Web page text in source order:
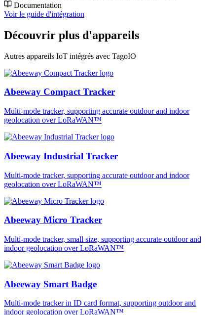
Documentation
Voir le guide d'intégration
Découvrir plus d'appareils
Autres appareils IoT intégrés avec TagoIO
Abeeway Compact Tracker
Multi-mode tracker, supporting accurate outdoor and indoor
geolocation over LoRaWAN™
Abeeway Industrial Tracker
Multi-mode tracker, supporting accurate outdoor and indoor
geolocation over LoRaWAN™
Abeeway Micro Tracker
Multi-mode tracker, small size, supporting accurate outdoor and
indoor geolocation over LoRaWAN™
Abeeway Smart Badge
Multi-mode tracker in ID card format, supporting outdoor and
indoor geolocation over LoRaWAN™